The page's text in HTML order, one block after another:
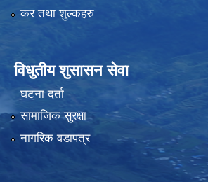
कर तथा शुल्कहरु
विधुतीय शुसासन सेवा
घटना दर्ता
सामाजिक सुरक्षा
नागरिक वडापत्र